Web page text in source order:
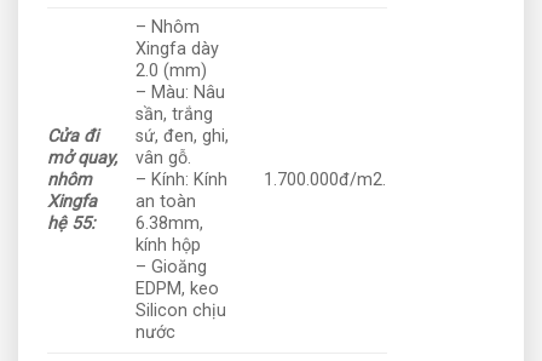
Cửa đi
mở quay,
nhôm
Xingfa
hệ 55:
– Nhôm
Xingfa dày
2.0 (mm)
– Màu: Nâu
sần, trắng
sứ, đen, ghi,
vân gỗ.
– Kính: Kính
an toàn
6.38mm,
kính hộp
– Gioăng
EDPM, keo
Silicon chịu
nước
1.700.000đ/m2.